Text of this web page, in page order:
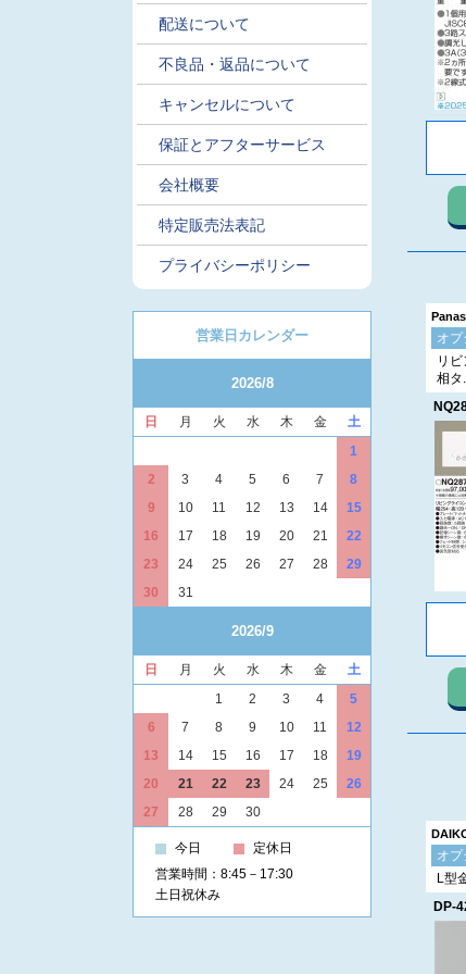
配送について
不良品・返品について
キャンセルについて
保証とアフターサービス
会社概要
特定販売法表記
プライバシーポリシー
営業日カレンダー
2026/8
日 月 火 水 木 金
土
1
2
3 4 5 6 7
8
9
10 11 12 13 14
15
16
17 18 19 20 21
22
23
24 25 26 27 28
29
30
31
2026/9
日 月 火 水 木 金
土
1
2 3 4
5
6
7 8 9 10 11
12
13
14 15 16 17 18
19
20
21 22 23 24 25
26
27
28 29 30
今日
定休日
営業時間：8:45－17:30
土日祝休み
オプ
リ
相タ
オプ
L型
DP-